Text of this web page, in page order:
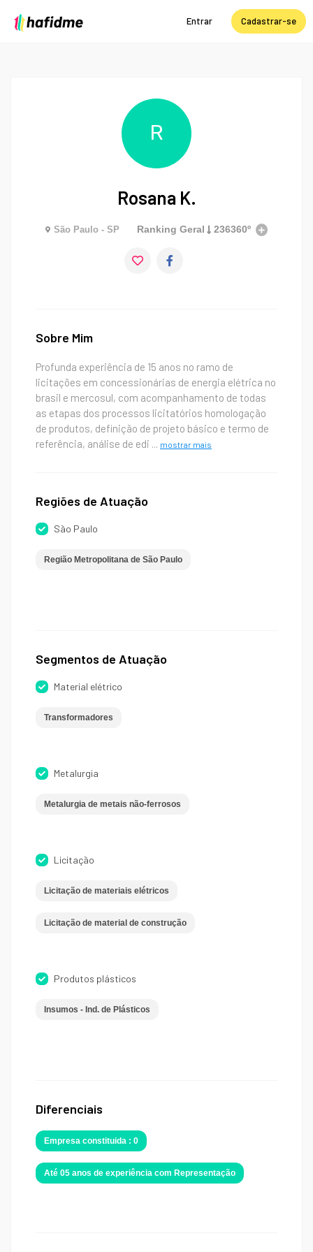
Entrar Cadastrar-se
R
Rosana K.
São Paulo - SP Ranking Geral 236360º
Sobre Mim
Profunda experiência de 15 anos no ramo de
licitações em concessionárias de energia elétrica no
brasil e mercosul, com acompanhamento de todas
as etapas dos processos licitatórios homologação
de produtos, definição de projeto básico e termo de
referência, análise de edi ... mostrar mais
Regiões de Atuação
São Paulo
Região Metropolitana de São Paulo
Segmentos de Atuação
Material elétrico
Transformadores
Metalurgia
Metalurgia de metais não-ferrosos
Licitação
Licitação de materiais elétricos
Licitação de material de construção
Produtos plásticos
Insumos - Ind. de Plásticos
Diferenciais
Empresa constituida : 0
Até 05 anos de experiência com Representação